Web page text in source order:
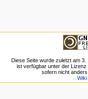
verlinkten
Navigation
portal
Aktuelle
Letzte
Diese Seite wurde zuletzt am 3.
ist verfügbar unter der Lizenz
sofern nicht anders
Wiki